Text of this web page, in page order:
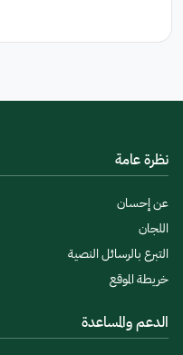
نظرة عامة
عن إحسان
اللجان
التبرع بالرسائل النصية
خريطة الموقع
الدعم والمساعدة